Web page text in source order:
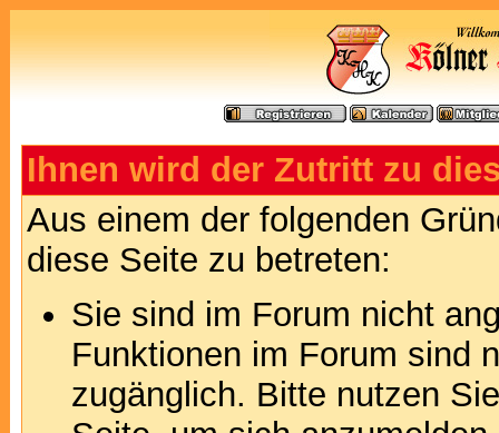
Ihnen wird der Zutritt zu
Aus einem der folgenden
diese Seite zu betreten:
Sie sind im Forum nicht
Funktionen im Forum sind
zugänglich. Bitte nutzen